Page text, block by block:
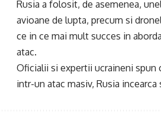
Rusia a folosit, de asemenea,
avioane de lupta, precum si
ce in ce mai mult succes in
atac.
Oficialii si expertii ucraineni spun
intr-un atac masiv, Rusia incearca